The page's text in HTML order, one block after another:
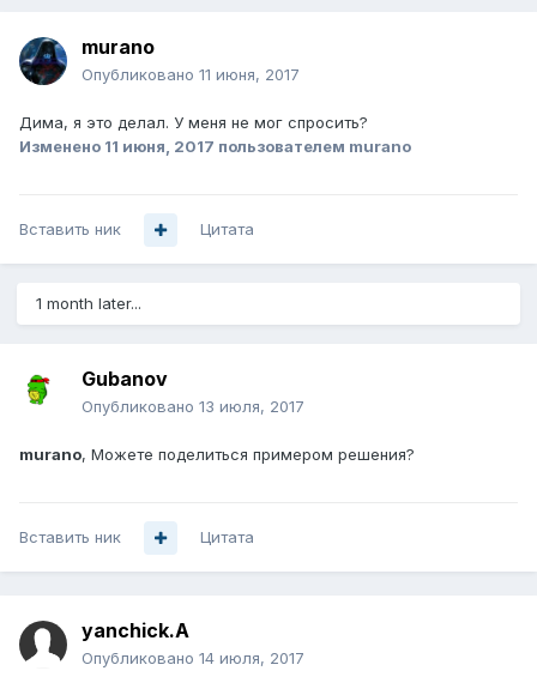
murano
Опубликовано 11 июня, 2017
Дима, я это делал. У меня не мог спросить?
Изменено 11 июня, 2017 пользователем murano
Вставить ник Цитата
1 month later...
Gubanov
Опубликовано 13 июля, 2017
murano, Можете поделиться примером решения?
Вставить ник Цитата
yanchick.A
Опубликовано 14 июля, 2017